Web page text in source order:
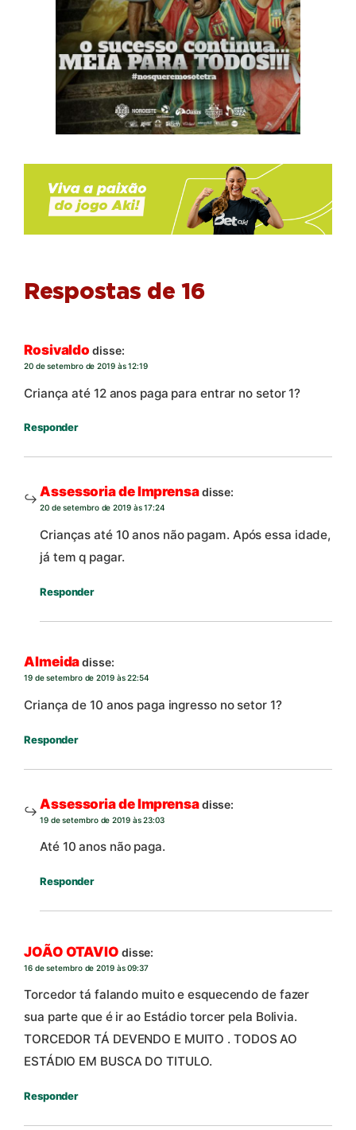
Respostas de 16
Rosivaldo disse:
20 de setembro de 2019 às 12:19
Criança até 12 anos paga para entrar no setor 1?
Responder
Assessoria de Imprensadisse:
20 de setembro de 2019 às 17:24
Crianças até 10 anos não pagam. Após essa idade,
já tem q pagar.
Responder
Almeidadisse:
19 de setembro de 2019 às 22:54
Criança de 10 anos paga ingresso no setor 1?
Responder
Assessoria de Imprensadisse:
19 de setembro de 2019 às 23:03
Até 10 anos não paga.
Responder
JOÃO OTAVIO disse:
16 de setembro de 2019 às 09:37
Torcedor tá falando muito e esquecendo de fazer
sua parte que é ir ao Estádio torcer pela Bolivia.
TORCEDOR TÁ DEVENDO E MUITO . TODOS AO
ESTÁDIO EM BUSCA DO TITULO.
Responder